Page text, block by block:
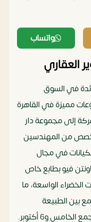
واتساب
العقاري
في السوق
مميزة في القاهرة
إلى مجموعة دار
فريقا يتجاوز 1000 متخصص من المهندسين
في مجال
فيو بطابع خاص
الخضراء الواسعة، ما
بين الطبيعة
و6 أكتوبر.